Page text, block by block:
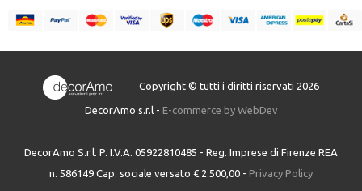
Copyright © tutti i diritti riservati 2026
DecorAmo s.r.l - E-commerce by WebDev
DecorAmo S.r.l. P. I.V.A. 05922810485 - Reg. Imprese di Firenze REA
n. 586149 Cap. sociale versato € 2.500,00 - Privacy Policy